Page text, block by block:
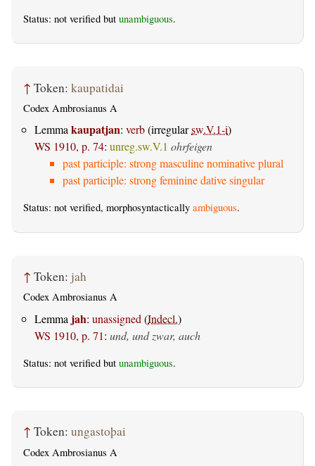
Status: not verified but unambiguous.
↑ Token: kaupatidai
Codex Ambrosianus A
Lemmakaupatjan: verb(irregularsw.V.1-i)
WS 1910, p. 74: unreg.sw.V.1 ohrfeigen
past participle: strong masculine nominative plural
past participle: strong feminine dative singular
Status: not verified, morphosyntactically ambiguous.
↑ Token: jah
Codex Ambrosianus A
Lemma jah: unassigned (Indecl.)
WS 1910, p. 71: und, und zwar, auch
Status: not verified but unambiguous.
↑ Token: ungastoþai
Codex Ambrosianus A